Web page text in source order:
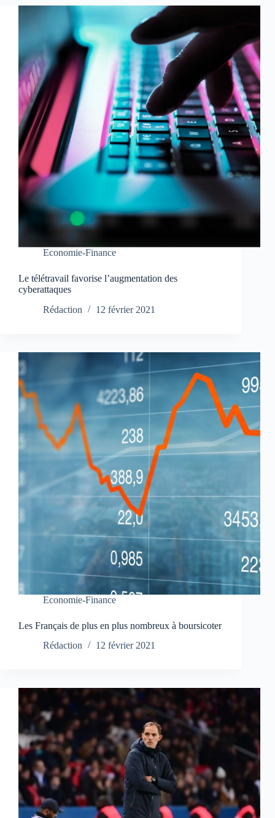
Economie-Finance
Le télétravail favorise l’augmentation des
cyberattaques
Rédaction
12 février 2021
Economie-Finance
Les Français de plus en plus nombreux à boursicoter
Rédaction
12 février 2021